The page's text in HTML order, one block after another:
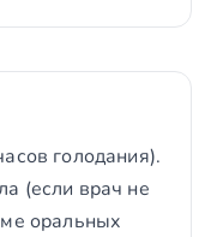
голодания).
(если врач не
оральных